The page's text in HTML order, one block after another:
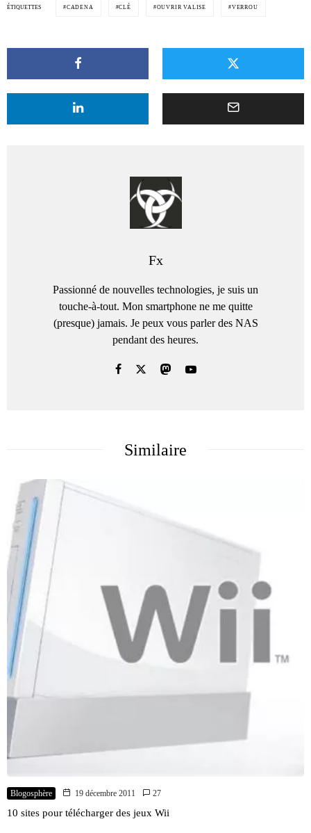
ÉTIQUETTES CADENA CLÉ OUVRIR VALISE VERROU
Fx
Passionné de nouvelles technologies, je suis un
touche-à-tout. Mon smartphone ne me quitte
(presque) jamais. Je peux vous parler des NAS
pendant des heures.
Similaire
Blogosphère 19 décembre 2011 27
10 sites pour télécharger des jeux Wii